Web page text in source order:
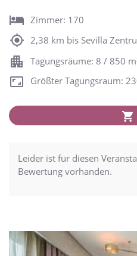
Zimmer: 170
2,38 km bis Sevilla
Tagungsräume: 8 / 850
Größter Tagungsraum:
Leider ist für diesen
Bewertung vorhanden.